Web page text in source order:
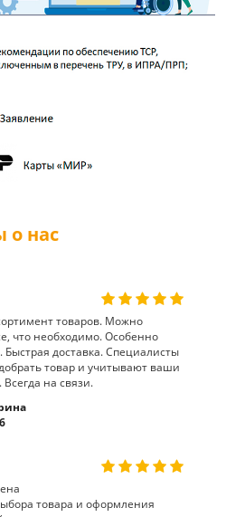
о нас
товаров. Можно
что необходимо. Особенно
Быстрая доставка. Специалисты
товар и учитывают ваши
Всегда на связи.
товара и оформления